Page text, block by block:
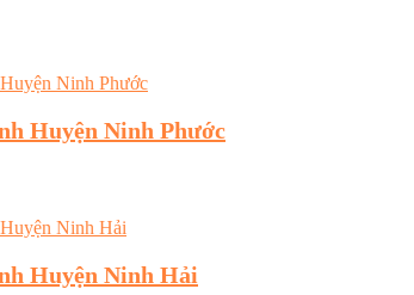
Huyện Ninh Phước
Huyện Ninh Hải